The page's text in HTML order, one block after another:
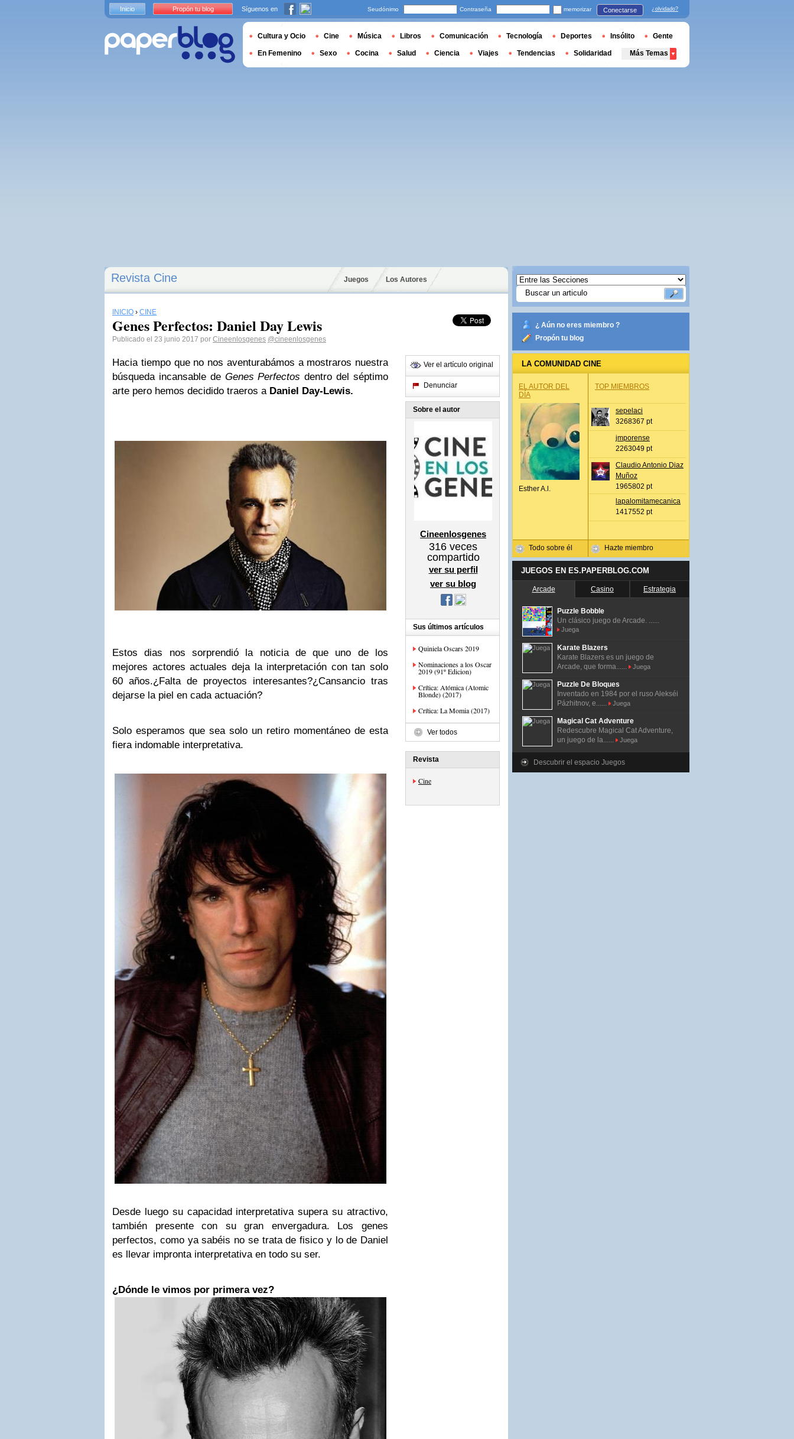
Revista Cine Juegos Los Autores
INICIO › CINE
Genes Perfectos: Daniel Day Lewis
Publicado el 23 junio 2017 por Cineenlosgenes @cineenlosgenes
Hacia tiempo que no nos aventurabámos a mostraros nuestra
búsqueda incansable de Genes Perfectos dentro del séptimo
arte pero hemos decidido traeros a Daniel Day-Lewis.
Estos dias nos sorprendió la noticia de que uno de los
mejores actores actuales deja la interpretación con tan solo
60 años.¿Falta de proyectos interesantes?¿Cansancio tras
dejarse la piel en cada actuación?
Solo esperamos que sea solo un retiro momentáneo de esta
fiera indomable interpretativa.
Desde luego su capacidad interpretativa supera su atractivo,
también presente con su gran envergadura. Los genes
perfectos, como ya sabéis no se trata de fisico y lo de Daniel
es llevar impronta interpretativa en todo su ser.
¿Dónde le vimos por primera vez?
Ver el artículo original
Denunciar
Sobre el autor
Cineenlosgenes
316 veces
compartido
ver su perfil
ver su blog
Sus últimos artículos
Quiniela Oscars 2019
Nominaciones a los Oscar
2019 (91º Edicion)
Crítica: Atómica (Atomic
Blonde) (2017)
Crítica: La Momia (2017)
Ver todos
Revista
Cine
¿ Aún no eres miembro ?
Propón tu blog
LA COMUNIDAD CINE
EL AUTOR DEL
DÍA
Esther A.l.
Todo sobre él
TOP MIEMBROS
sepelaci
3268367 pt
jmporense
2263049 pt
Claudio Antonio Diaz
Muñoz
1965802 pt
lapalomitamecanica
1417552 pt
Hazte miembro
JUEGOS EN ES.PAPERBLOG.COM
Arcade Casino Estrategia
Puzzle Bobble
Un clásico juego de Arcade. ......
Juega
Karate Blazers
Karate Blazers es un juego de
Arcade, que forma......
Juega
Puzzle De Bloques
Inventado en 1984 por el ruso Alekséi
Pázhitnov, e......
Juega
Magical Cat Adventure
Redescubre Magical Cat Adventure,
un juego de la......
Juega
Descubrir el espacio Juegos
Inicio Propón tu blog Síguenos en Seudónimo Contraseña memorizar Conectarse ¿olvidado?
Cultura y Ocio Cine Música Libros Comunicación Tecnología Deportes Insólito Gente
En Femenino Sexo Cocina Salud Ciencia Viajes Tendencias Solidaridad Más Temas